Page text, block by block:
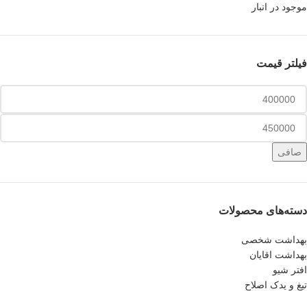
موجود در انبار
فیلتر قیمت
صافی
دسته‌های محصولات
بهداشت شخصی
بهداشت اقایان
افتر شیو
تیغ و یدک اصلاح